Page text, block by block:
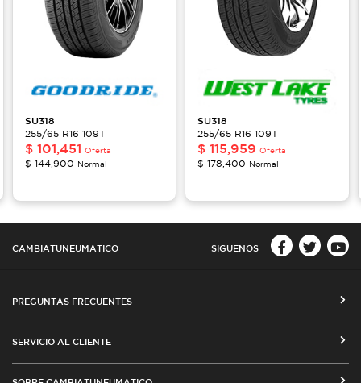
SU318
255/65 R16 109T
$ 101,451 Oferta
$144,900 Normal
SU318
255/65 R16 109T
$ 115,959 Oferta
$ 178,400 Normal
CAMBIATUNEUMATICO SÍGUENOS
PREGUNTAS FRECUENTES
MEDIOS DE PAGO
SERVICIO AL CLIENTE